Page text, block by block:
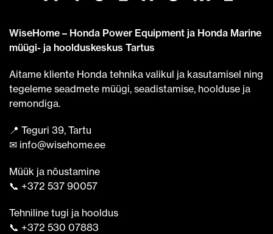
WiseHome – Honda Power Equipment ja Honda Marine
müügi- ja hoolduskeskus Tartus
Aitame kliente Honda tehnika valikul ja kasutamisel ning
tegeleme seadmete müügi, seadistamise, hoolduse ja
remondiga.
📍 Teguri 39, Tartu
✉ info@wisehome.ee
Müük ja nõustamine
📞 +372 537 90057
Tehniline tugi ja hooldus
📞 +372 530 07883